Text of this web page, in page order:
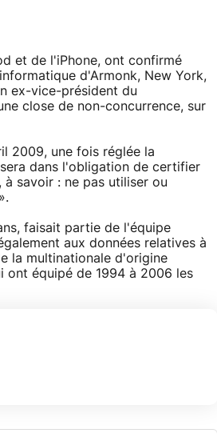
et de l'iPhone, ont confirmé
d'Armonk, New York,
ex-vice-président du
close de non-concurrence, sur
2009, une fois réglée la
dans l'obligation de certifier
savoir : ne pas utiliser ou
faisait partie de l'équipe
aux données relatives à
la multinationale d'origine
ont équipé de 1994 à 2006 les